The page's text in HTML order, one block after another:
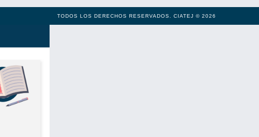
TODOS LOS DERECHOS RESERVADOS. CIATEJ © 2026